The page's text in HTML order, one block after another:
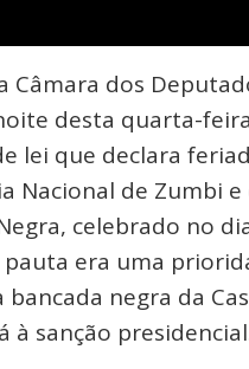
Câmara dos
desta quarta-
lei que declara
Nacional de Zumbi e
celebrado no
pauta era uma
bancada negra da
à sanção